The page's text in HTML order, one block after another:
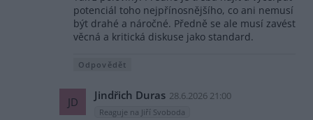
potenciál toho nejpřínosnějšího, co ani nemusí
být drahé a náročné. Předně se ale musí zavést
věcná a kritická diskuse jako standard.
Odpovědět
JD Jindřich Duras 28.6.2026 21:00
Reaguje na Jiří Svoboda